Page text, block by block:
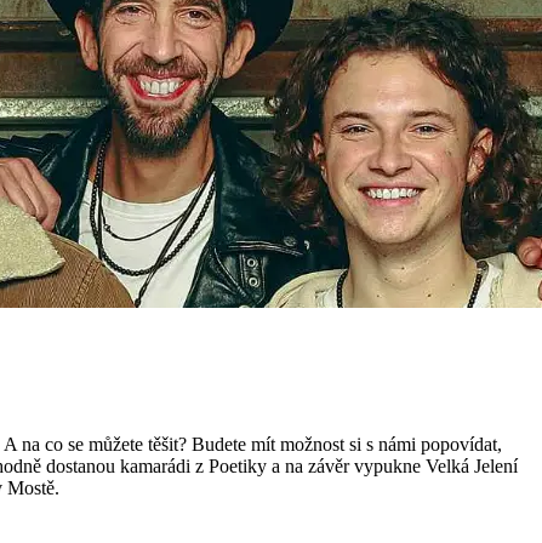
na co se můžete těšit? Budete mít možnost si s námi popovídat,
dostanou kamarádi z Poetiky a na závěr vypukne Velká Jelení
Mostě.